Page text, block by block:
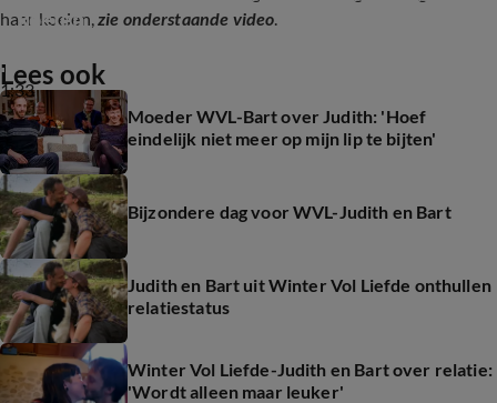
haar koeien,zie onderstaande video.
1:33
koeien
Lees ook
Moeder WVL-Bart over Judith: 'Hoef
eindelijk niet meer op mijn lip te bijten'
Bijzondere dag voor WVL-Judith en Bart
Judith en Bart uit Winter Vol Liefde onthullen
relatiestatus
Winter Vol Liefde-Judith en Bart over relatie:
'Wordt alleen maar leuker'